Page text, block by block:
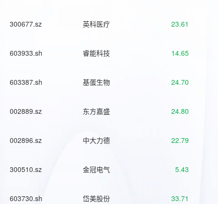
300677.sz 英科医疗 23.61
603933.sh 睿能科技 14.65
603387.sh 基蛋生物 24.70
002889.sz 东方嘉盛 24.80
002896.sz 中大力德 22.79
300510.sz 金冠电气 5.43
603730.sh 岱美股份 33.71